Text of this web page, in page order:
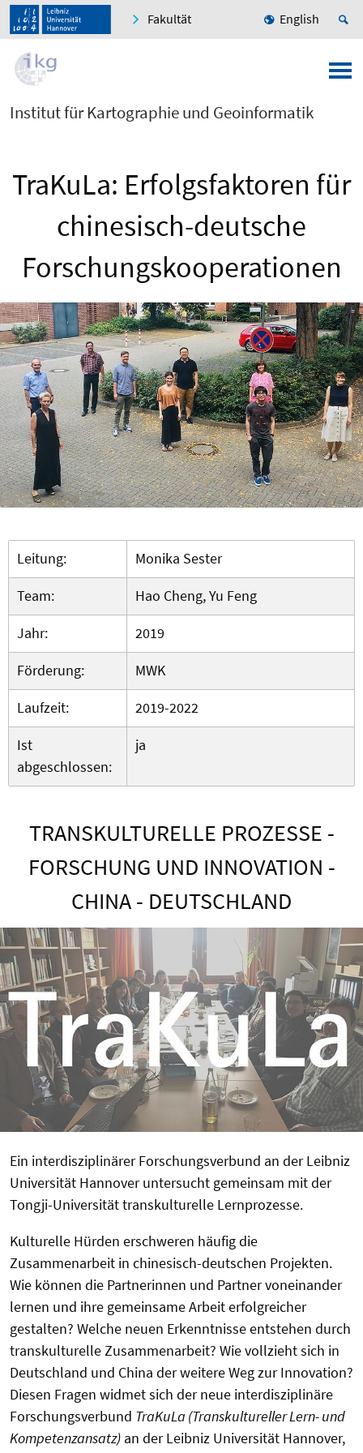
Fakultät English
Institut für Kartographie und Geoinformatik
TraKuLa: Erfolgsfaktoren für
chinesisch-deutsche
Forschungskooperationen
Leitung:
Monika Sester
Team:
Hao Cheng, Yu Feng
Jahr:
2019
Förderung:
MWK
Laufzeit:
2019-2022
Ist
abgeschlossen:
ja
TRANSKULTURELLE PROZESSE -
FORSCHUNG UND INNOVATION -
CHINA - DEUTSCHLAND
Ein interdisziplinärer Forschungsverbund an der Leibniz
Universität Hannover untersucht gemeinsam mit der
Tongji-Universität transkulturelle Lernprozesse.
Kulturelle Hürden erschweren häufig die
Zusammenarbeit in chinesisch-deutschen Projekten.
Wie können die Partnerinnen und Partner voneinander
lernen und ihre gemeinsame Arbeit erfolgreicher
gestalten? Welche neuen Erkenntnisse entstehen durch
transkulturelle Zusammenarbeit? Wie vollzieht sich in
Deutschland und China der weitere Weg zur Innovation?
Diesen Fragen widmet sich der neue interdisziplinäre
Forschungsverbund TraKuLa (Transkultureller Lern- und
Kompetenzansatz) an der Leibniz Universität Hannover,